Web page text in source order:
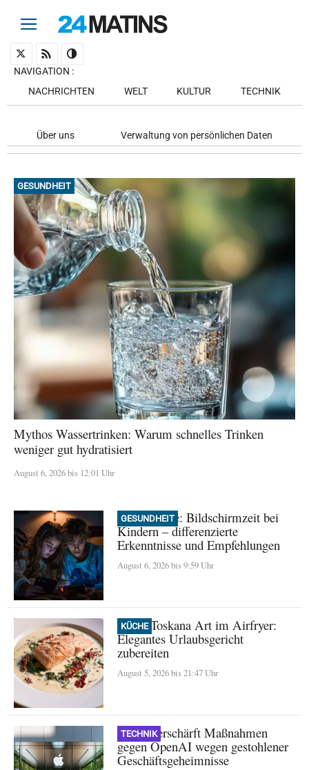
NAVIGATION :
NACHRICHTEN
WELT KULTUR TECHNIK
Über uns Verwaltung von persönlichen Daten
GESUNDHEIT
Mythos Wassertrinken: Warum schnelles Trinken
weniger gut hydratisiert
August 6, 2026 bis 12:01 Uhr
GESUNDHEIT
Neue Studie: Bildschirmzeit bei
Kindern – differenzierte
Erkenntnisse und Empfehlungen
August 6, 2026 bis 9:59 Uhr
KÜCHE
Lachs Toskana Art im Airfryer:
Elegantes Urlaubsgericht
zubereiten
August 5, 2026 bis 21:47 Uhr
TECHNIK
Apple verschärft Maßnahmen
gegen OpenAI wegen gestohlener
Geschäftsgeheimnisse